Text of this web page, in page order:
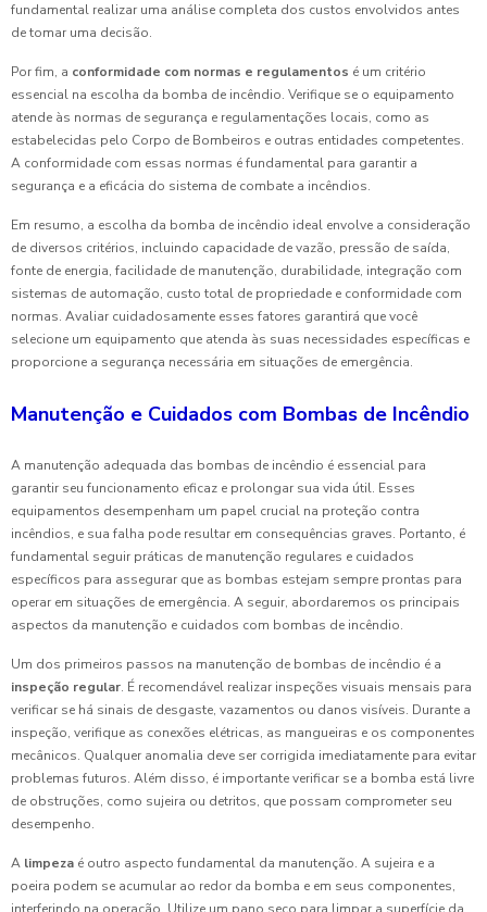
fundamental realizar uma análise completa dos custos envolvidos antes
de tomar uma decisão.
Por fim, a conformidade com normas e regulamentos é um critério
essencial na escolha da bomba de incêndio. Verifique se o equipamento
atende às normas de segurança e regulamentações locais, como as
estabelecidas pelo Corpo de Bombeiros e outras entidades competentes.
A conformidade com essas normas é fundamental para garantir a
segurança e a eficácia do sistema de combate a incêndios.
Em resumo, a escolha da bomba de incêndio ideal envolve a consideração
de diversos critérios, incluindo capacidade de vazão, pressão de saída,
fonte de energia, facilidade de manutenção, durabilidade, integração com
sistemas de automação, custo total de propriedade e conformidade com
normas. Avaliar cuidadosamente esses fatores garantirá que você
selecione um equipamento que atenda às suas necessidades específicas e
proporcione a segurança necessária em situações de emergência.
Manutenção e Cuidados com Bombas de Incêndio
A manutenção adequada das bombas de incêndio é essencial para
garantir seu funcionamento eficaz e prolongar sua vida útil. Esses
equipamentos desempenham um papel crucial na proteção contra
incêndios, e sua falha pode resultar em consequências graves. Portanto, é
fundamental seguir práticas de manutenção regulares e cuidados
específicos para assegurar que as bombas estejam sempre prontas para
operar em situações de emergência. A seguir, abordaremos os principais
aspectos da manutenção e cuidados com bombas de incêndio.
Um dos primeiros passos na manutenção de bombas de incêndio é a
inspeção regular. É recomendável realizar inspeções visuais mensais para
verificar se há sinais de desgaste, vazamentos ou danos visíveis. Durante a
inspeção, verifique as conexões elétricas, as mangueiras e os componentes
mecânicos. Qualquer anomalia deve ser corrigida imediatamente para evitar
problemas futuros. Além disso, é importante verificar se a bomba está livre
de obstruções, como sujeira ou detritos, que possam comprometer seu
desempenho.
A limpeza é outro aspecto fundamental da manutenção. A sujeira e a
poeira podem se acumular ao redor da bomba e em seus componentes,